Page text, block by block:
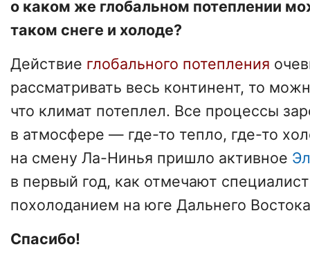
о каком же глобальном потеплении
таком снеге и холоде?
Действие глобального потепления
рассматривать весь континент, то
что климат потеплел. Все процессы
в атмосфере — где-то тепло, где-то
на смену Ла-Нинья пришло активное
в первый год, как отмечают
похолоданием на юге Дальнего
Спасибо!